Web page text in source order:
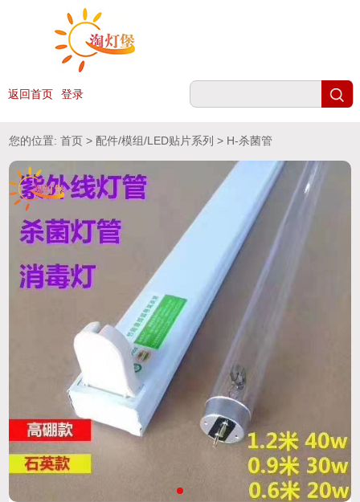
返回首页 登录
您的位置:首页 >配件/模组/LED贴片系列 > H-杀菌管